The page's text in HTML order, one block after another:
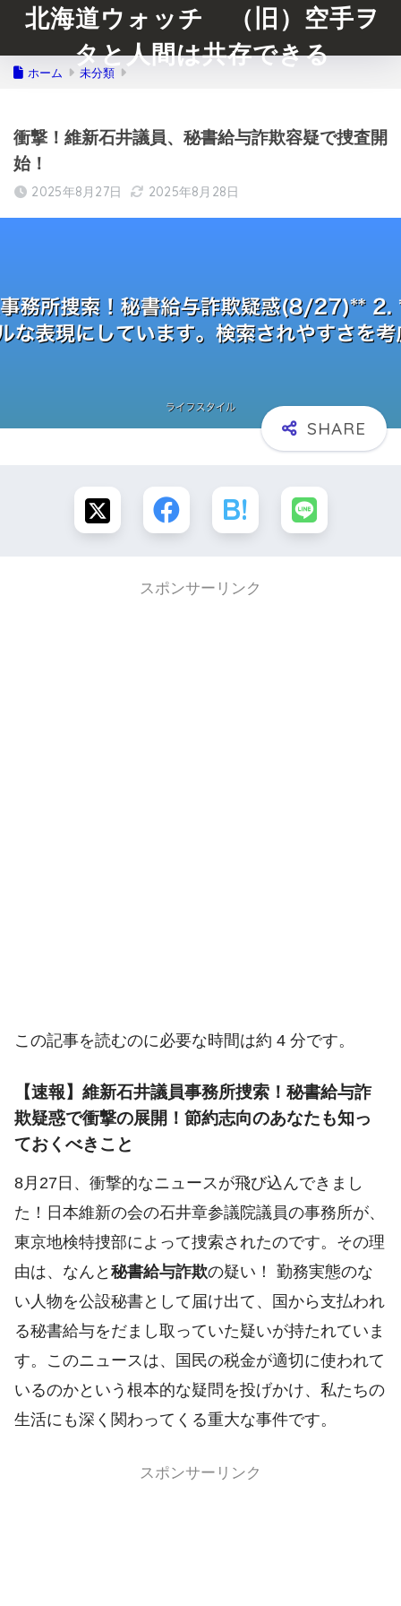
北海道ウォッチ （旧）空手ヲ
タと人間は共存できる
ホーム 未分類
衝撃！維新石井議員、秘書給与詐欺容疑で捜査開
始！
2025年8月27日 2025年8月28日
スポンサーリンク
この記事を読むのに必要な時間は約 4 分です。
【速報】維新石井議員事務所捜索！秘書給与詐
欺疑惑で衝撃の展開！節約志向のあなたも知っ
ておくべきこと
8月27日、衝撃的なニュースが飛び込んできまし
た！日本維新の会の石井章参議院議員の事務所が、
東京地検特捜部によって捜索されたのです。その理
由は、なんと 秘書給与詐欺の疑い！ 勤務実態のな
い人物を公設秘書として届け出て、国から支払われ
る秘書給与をだまし取っていた疑いが持たれていま
す。このニュースは、国民の税金が適切に使われて
いるのかという根本的な疑問を投げかけ、私たちの
生活にも深く関わってくる重大な事件です。
スポンサーリンク